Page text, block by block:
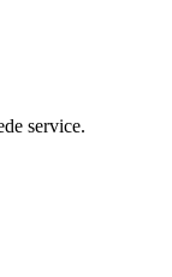
service.